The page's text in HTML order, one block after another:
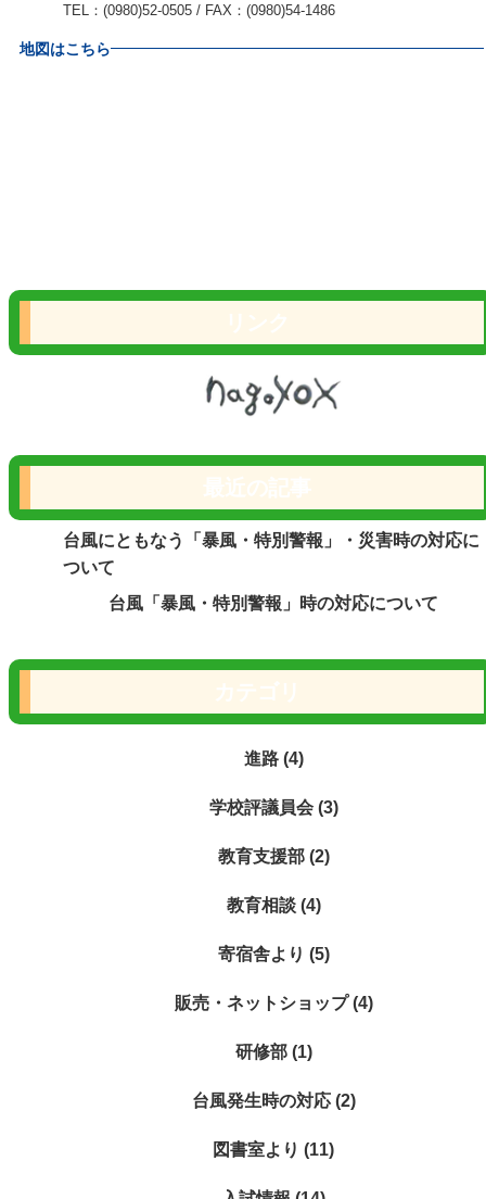
TEL：(0980)52-0505 / FAX：(0980)54-1486
地図はこちら
台風にともなう「暴風・特別警報」・災害時の対応に
ついて
台風「暴風・特別警報」時の対応について
進路 (4)
学校評議員会 (3)
教育支援部 (2)
教育相談 (4)
寄宿舎より (5)
販売・ネットショップ (4)
研修部 (1)
台風発生時の対応 (2)
図書室より (11)